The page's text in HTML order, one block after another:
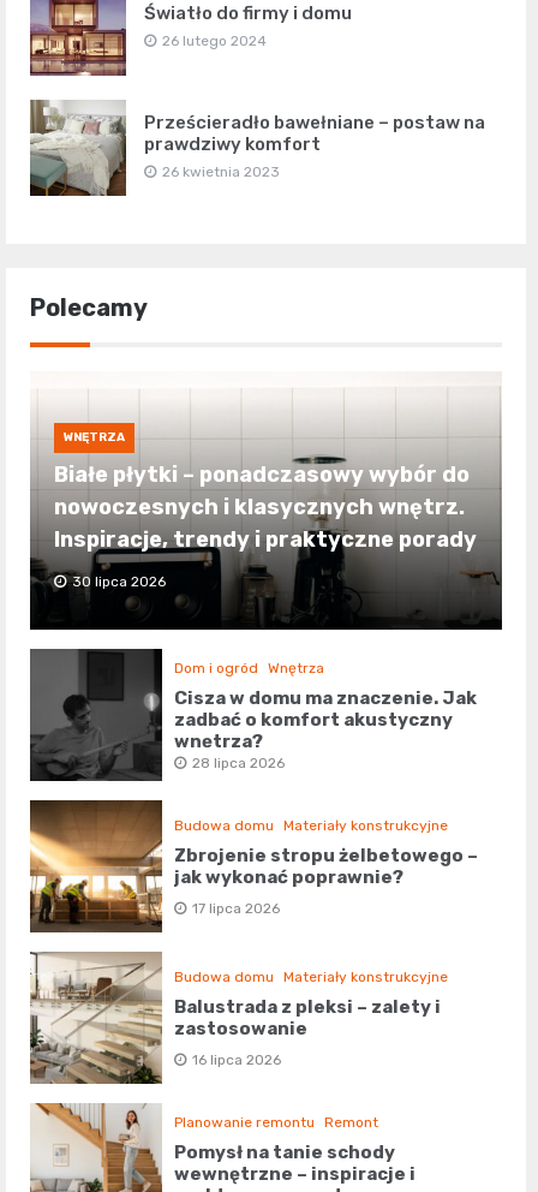
Światło do firmy i domu
26 lutego 2024
Prześcieradło bawełniane – postaw na
prawdziwy komfort
26 kwietnia 2023
Polecamy
WNĘTRZA
Białe płytki – ponadczasowy wybór do
nowoczesnych i klasycznych wnętrz.
Inspiracje, trendy i praktyczne porady
30 lipca 2026
Dom i ogród Wnętrza
Cisza w domu ma znaczenie. Jak
zadbać o komfort akustyczny
wnętrza?
28 lipca 2026
Budowa domu Materiały konstrukcyjne
Zbrojenie stropu żelbetowego –
jak wykonać poprawnie?
17 lipca 2026
Budowa domu Materiały konstrukcyjne
Balustrada z pleksi – zalety i
zastosowanie
16 lipca 2026
Planowanie remontu Remont
Pomysł na tanie schody
wewnętrzne – inspiracje i